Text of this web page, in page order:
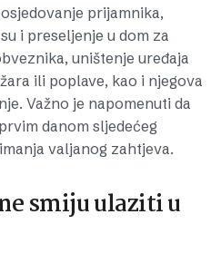
prijamnika,
i preseljenje u dom za
uništenje uređaja
ili poplave, kao i njegova
Važno je napomenuti da
danom sljedećeg
valjanog zahtjeva.
smiju ulaziti u